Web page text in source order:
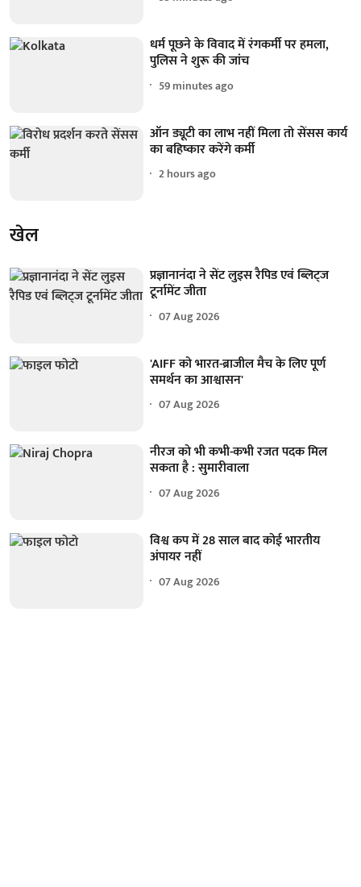
धर्म पूछने के विवाद में रंगकर्मी पर हमला,
पुलिस ने शुरू की जांच
59 minutes ago
ऑन ड्यूटी का लाभ नहीं मिला तो सेंसस कार्य
का बहिष्कार करेंगे कर्मी
2 hours ago
खेल
प्रज्ञानानंदा ने सेंट लुइस रैपिड एवं ब्लिट्ज
टूर्नामेंट जीता
07 Aug 2026
'AIFF को भारत-ब्राजील मैच के लिए पूर्ण
समर्थन का आश्वासन'
07 Aug 2026
नीरज को भी कभी-कभी रजत पदक मिल
सकता है : सुमारीवाला
07 Aug 2026
विश्व कप में 28 साल बाद कोई भारतीय
अंपायर नहीं
07 Aug 2026